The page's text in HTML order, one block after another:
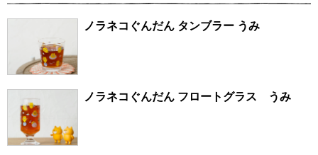
ノラネコぐんだん タンブラー うみ
ノラネコぐんだん フロートグラス うみ